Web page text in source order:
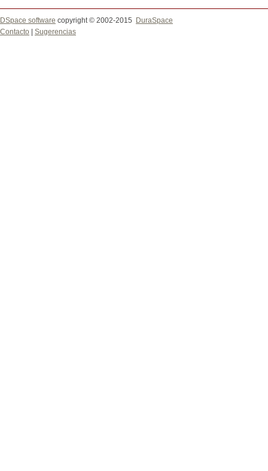
DSpace software copyright © 2002-2015
DuraSpace
Contacto
Sugerencias